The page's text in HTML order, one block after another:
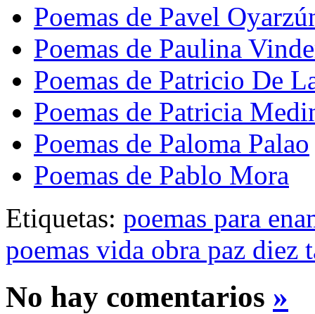
Poemas de Pavel
Poemas de Paulina
Poemas de Patricio De
Poemas de Patricia
Poemas de Paloma Palao
Poemas de Pablo Mora
Etiquetas: poemas para
poemas vida obra paz diez
No hay comentarios »